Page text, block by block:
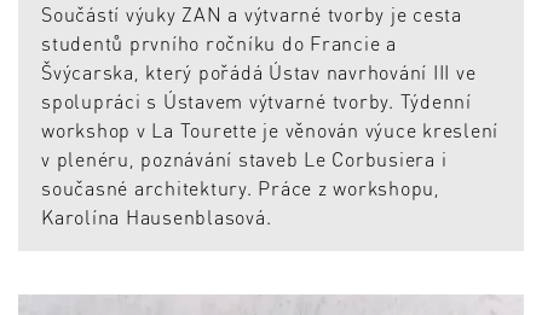
Součástí výuky ZAN a výtvarné tvorby je cesta
studentů prvního ročníku do Francie a
Švýcarska, který pořádá Ústav navrhování III ve
spolupráci s Ústavem výtvarné tvorby. Týdenní
workshop v La Tourette je věnován výuce kreslení
v plenéru, poznávání staveb Le Corbusiera i
současné architektury. Práce z workshopu,
Karolína Hausenblasová.